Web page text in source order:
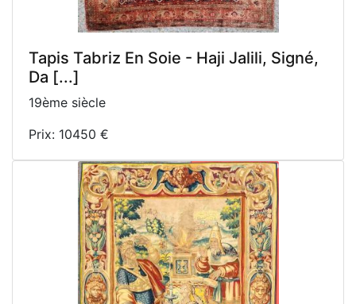
Tapis Tabriz En Soie - Haji Jalili, Signé,
Da [...]
19ème siècle
Prix: 10450 €